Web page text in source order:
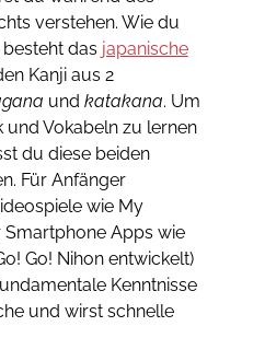
verstehen. Wie du
das japanische
Kanji aus 2
und katakana. Um
und Vokabeln zu lernen
du diese beiden
Für Anfänger
wie My
Apps wie
Go! Nihon entwickelt)
Kenntnisse
und wirst schnelle